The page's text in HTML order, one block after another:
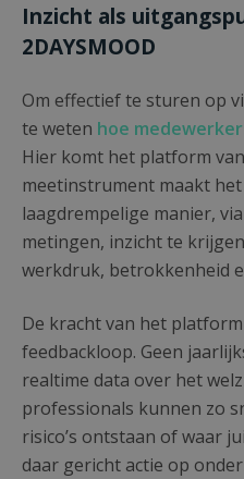
Inzicht als
2DAYSMOOD
Om effectief te sturen op
te weten hoe
Hier komt het platform van
meetinstrument maakt
laagdrempelige manier,
metingen, inzicht te
werkdruk, betrokkenheid
De kracht van het
feedbackloop. Geen
realtime data over het
professionals kunnen zo
risico’s ontstaan of waar
daar gericht actie op